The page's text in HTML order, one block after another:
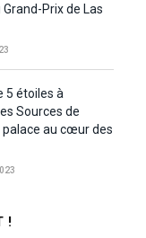
Prix de Las
5 étoiles à
Sources de
palace au cœur des
!